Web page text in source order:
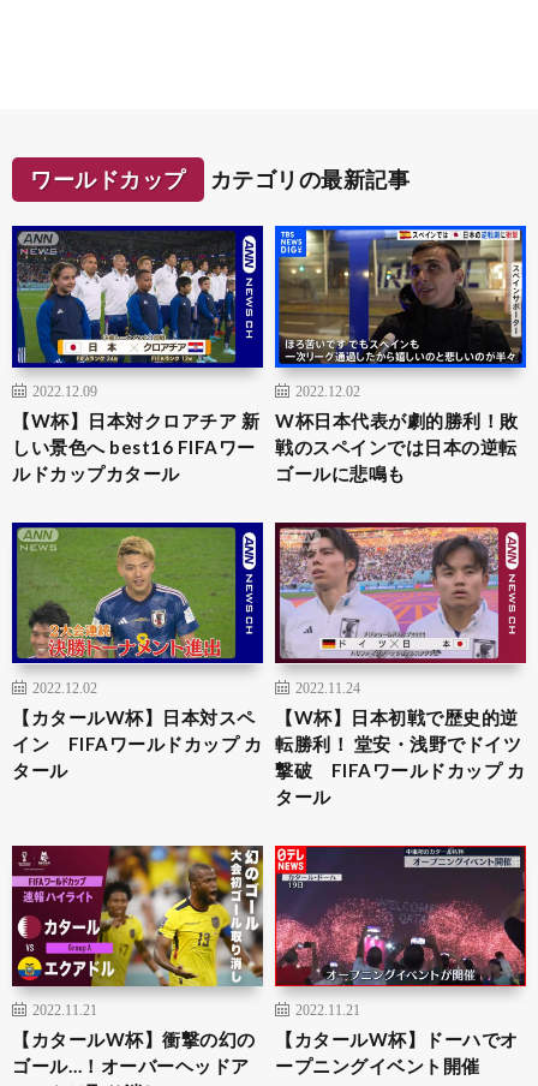
ワールドカップ カテゴリの最新記事
2022.12.09
【W杯】日本対クロアチア 新
しい景色へ best16 FIFAワー
ルドカップカタール
2022.12.02
W杯日本代表が劇的勝利！敗
戦のスペインでは日本の逆転
ゴールに悲鳴も
2022.12.02
【カタールW杯】日本対スペ
イン FIFAワールドカップ カ
タール
2022.11.24
【W杯】日本初戦で歴史的逆
転勝利！ 堂安・浅野でドイツ
撃破 FIFAワールドカップ カ
タール
2022.11.21
【カタールW杯】衝撃の幻の
ゴール…！オーバーヘッドア
2022.11.21
【カタールW杯】ドーハでオ
ープニングイベント開催